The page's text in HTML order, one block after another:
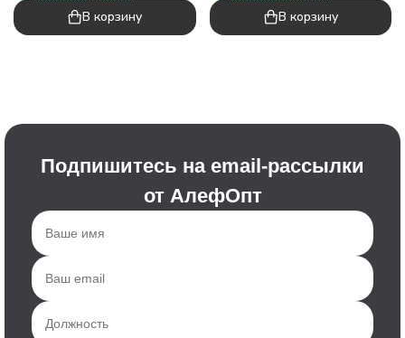
В корзину В корзину
Подпишитесь на email-рассылки
от АлефОпт